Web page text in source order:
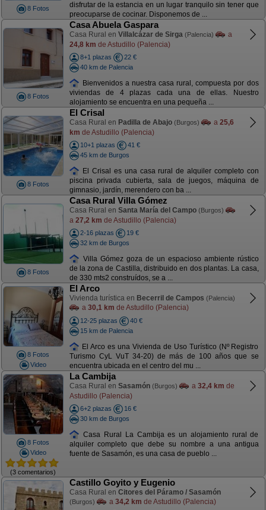
8 Fotos
disfrutar de la estancia en un lugar tranquilo sin tener que
preocuparse de cocinar. Disponemos de ...
8 Fotos
Casa Abuela Gaspara
Casa Rural en Villalcázar de Sirga (Palencia)
a
24,8 km de Astudillo (Palencia)
8+1 plazas
22 €
40 km de Palencia
Bienvenidos a nuestra casa rural, compuesta por dos
viviendas de 4 plazas cada una de ellas. Nuestro
alojamiento se encuentra en una pequeña ...
8 Fotos
El Crisal
Casa Rural en Padilla de Abajo (Burgos) a 25,6
km de Astudillo (Palencia)
10+1 plazas
41 €
45 km de Burgos
El Crisal es una casa rural de alquiler completo con
piscina privada cubierta, sala de juegos, máquina de
gimnasio, jardín, merendero con ba ...
8 Fotos
Casa Rural Villa Gómez
Casa Rural en Santa María del Campo (Burgos)
a 27,2 km de Astudillo (Palencia)
2-16 plazas
19 €
32 km de Burgos
Villa Gómez goza de un espacioso ambiente rústico
de la zona de Castilla, distribuido en dos plantas. La casa,
de 330 mts2 construídos, se a ...
8 Fotos
Video
El Arco
Vivienda turística en Becerril de Campos (Palencia)
a 30,1 km de Astudillo (Palencia)
12-25 plazas
40 €
15 km de Palencia
El Arco es una Vivienda de Uso Turístico (Nº Registro
Turismo CyL VuT 34-20) de más de 100 años que se
encuentra ubicada en el centro del mu ...
8 Fotos
Video
(3 comentarios)
La Cambija
Casa Rural en Sasamón (Burgos) a 32,4 km de
Astudillo (Palencia)
6+2 plazas
16 €
30 km de Burgos
Casa Rural La Cambija es un alojamiento rural de
alquiler completo que debe su nombre a una antigua
fuente de Sasamón, es una casa de pueblo ...
Castillo Goyito y Eugenio
Casa Rural en Citores del Páramo / Sasamón
(Burgos) a 34,2 km de Astudillo (Palencia)